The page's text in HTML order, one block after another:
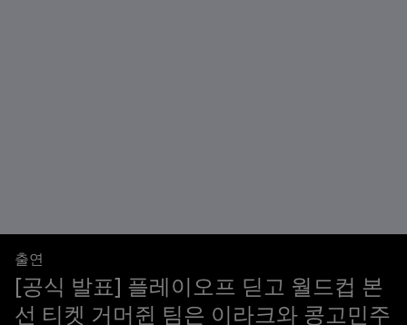
출연
[공식 발표] 플레이오프 딛고 월드컵 본
선 티켓 거머쥔 팀은 이라크와 콩고민주